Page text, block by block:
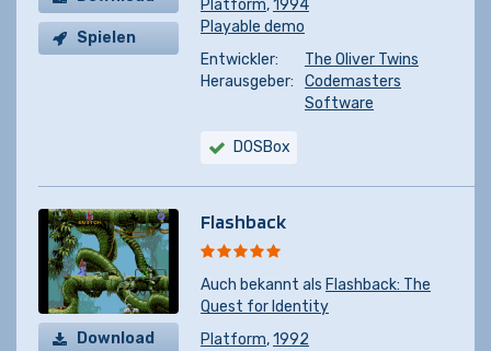
Spielen
Platform,1994
Playable demo
Entwickler:
The Oliver Twins
Herausgeber:
Codemasters
Software
DOSBox
Download
Flashback
Auch bekannt als Flashback: The
Quest for Identity
Platform,1992